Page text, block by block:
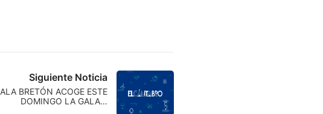
Siguiente Noticia
BRETÓN ACOGE ESTE
DOMINGO LA GALA…